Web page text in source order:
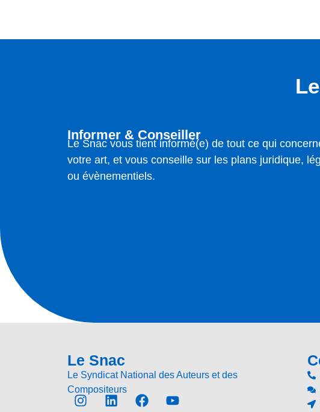
Informer & Conseiller
Le Snac vous tient informé(e) de tout ce qui
votre art, et vous conseille sur les plans juridique,
ou évènementiels.
Le Snac
Le Syndicat National des Auteurs et des
Compositeurs